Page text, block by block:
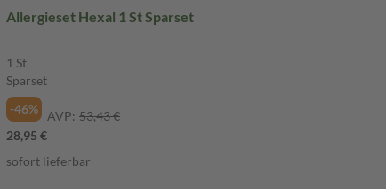
Allergieset Hexal 1 St Sparset
1 St
Sparset
-46%
AVP: 53,43 €
28,95 €
sofort lieferbar